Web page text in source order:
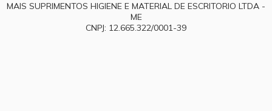
MAIS SUPRIMENTOS HIGIENE E MATERIAL DE ESCRITORIO LTDA -
ME
CNPJ: 12.665.322/0001-39